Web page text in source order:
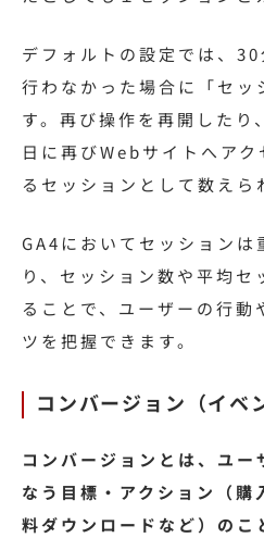
デフォルトの設定では、
行わなかった場合に「セッ
す。再び操作を再開したり
日に再びWebサイトへア
るセッションとして数えら
GA4においてセッションは
り、セッション数や平均セ
ることで、ユーザーの行動
ツを把握できます。
コンバージョン（イベ
コンバージョンとは、ユー
なう目標・アクション（購
料ダウンロードなど）のこ